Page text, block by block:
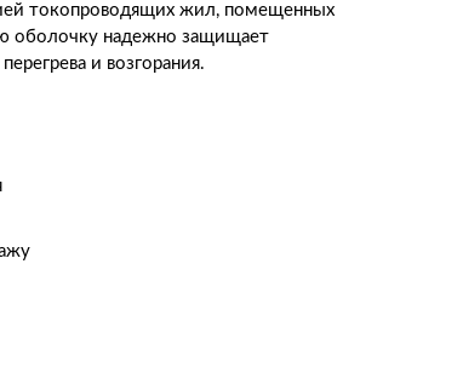
токопроводящих жил, помещенных
оболочку надежно защищает
и возгорания.